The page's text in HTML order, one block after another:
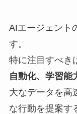
AIエージェント
す。
特に注目すべき
自動化、学習能
大なデータを高
な行動を提案す